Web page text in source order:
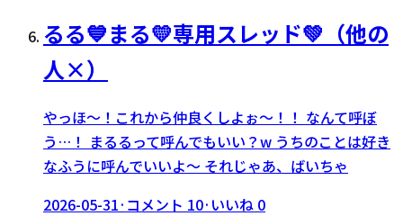
るる💙まる💛専用スレッド💚（他の
人×）
やっほ〜！これから仲良くしよぉ〜！！ なんて呼ぼ
う…！ まるるって呼んでもいい？w うちのことは好き
なふうに呼んでいいよ〜 それじゃあ、ばいちゃ
2026-05-31· コメント 10· いいね 0